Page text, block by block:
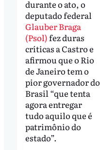
durante o ato, o
deputado federal
Glauber Braga
(Psol) fez duras
críticas a Castro e
afirmou que o Rio
de Janeiro tem o
pior governador do
Brasil “que tenta
agora entregar
tudo aquilo que é
patrimônio do
estado”.